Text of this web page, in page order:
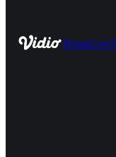
HomeLive